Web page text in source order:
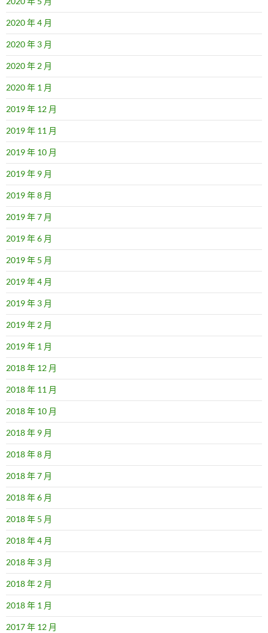
2020 年 4 月
2020 年 3 月
2020 年 2 月
2020 年 1 月
2019 年 12 月
2019 年 11 月
2019 年 10 月
2019 年 9 月
2019 年 8 月
2019 年 7 月
2019 年 6 月
2019 年 5 月
2019 年 4 月
2019 年 3 月
2019 年 2 月
2019 年 1 月
2018 年 12 月
2018 年 11 月
2018 年 10 月
2018 年 9 月
2018 年 8 月
2018 年 7 月
2018 年 6 月
2018 年 5 月
2018 年 4 月
2018 年 3 月
2018 年 2 月
2018 年 1 月
2017 年 12 月